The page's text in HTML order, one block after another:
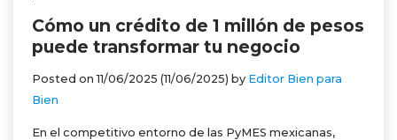
Cómo un crédito de 1 millón de pesos
puede transformar tu negocio
Posted on11/06/2025 (11/06/2025) by Editor Bien para
Bien
En el competitivo entorno de las PyMES mexicanas,